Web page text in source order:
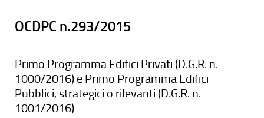
OCDPC n.293/2015
Primo Programma Edifici Privati (D.G.R. n.
1000/2016) e Primo Programma Edifici
Pubblici, strategici o rilevanti (D.G.R. n.
1001/2016)